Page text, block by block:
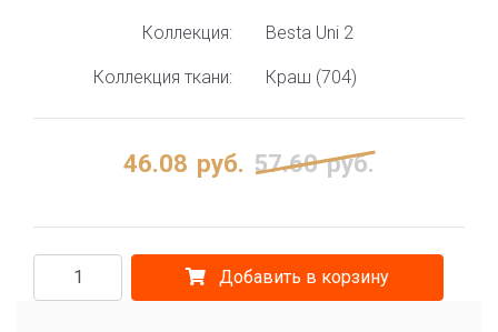
Коллекция: Besta Uni 2
Коллекция ткани: Краш (704)
46.08 руб. 57.60 руб.
Добавить в корзину